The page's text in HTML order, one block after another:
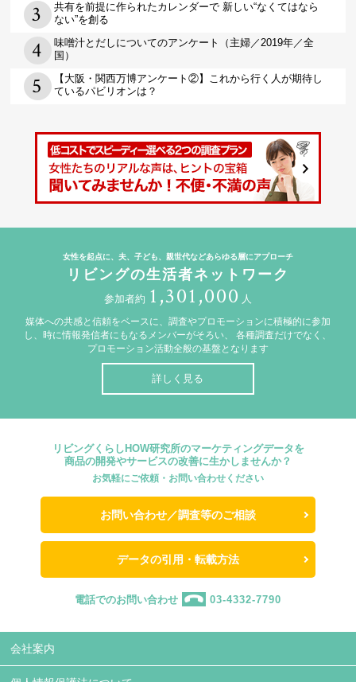
共有を前提に作られたカレンダーで 新しい“なくてはなら
ない”を創る
味噌汁とだしについてのアンケート（主婦／2019年／全
国）
【大阪・関西万博アンケート②】これから行く人が期待し
ているパビリオンは？
女性を起点に、夫、子ども、親世代などあらゆる層にアプローチ
リビングの生活者ネットワーク
参加者約 1,301,000 人
媒体への共感と信頼をベースに、調査やプロモーションに積極的に参加
し、時に情報発信者にもなるメンバーがそろい、
各種調査だけでなく、
プロモーション活動全般の基盤となります
詳しく見る
リビングくらしHOW研究所のマーケティングデータを
商品の開発やサービスの改善に生かしませんか？
お気軽にご依頼・お問い合わせください
お問い合わせ／調査等のご相談
データの引用・転載方法
電話でのお問い合わせ 03-4332-7790
会社案内